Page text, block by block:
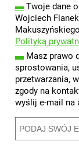
▬ Twoje dane
Wojciech
Polityką
▬ Masz prawo
sprostowania,
przetwarzania,
zgody na
wyślij e-mail na